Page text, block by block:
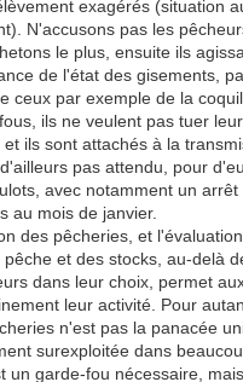
exagérés (situation
N'accusons pas les
le plus, ensuite ils
de l'état des gisements,
ceux par exemple de la
ils ne veulent pas tuer
ils sont attachés à la
pas attendu, pour
avec notamment un arrêt
au mois de janvier.
des pêcheries, et
pêche et des stocks, au-delà
dans leur choix, permet
leur activité. Pour
n'est pas la panacée
surexploitée dans
un garde-fou nécessaire,